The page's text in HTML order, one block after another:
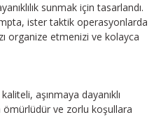
sunmak için tasarlandı.
ister taktik operasyonlarda
organize etmenizi ve kolayca
aşınmaya dayanıklı
ve zorlu koşullara